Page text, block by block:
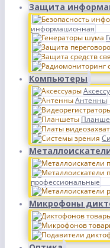
Защита
информационная
Компьютеры
Антенны
профессиональные
Микрофоны